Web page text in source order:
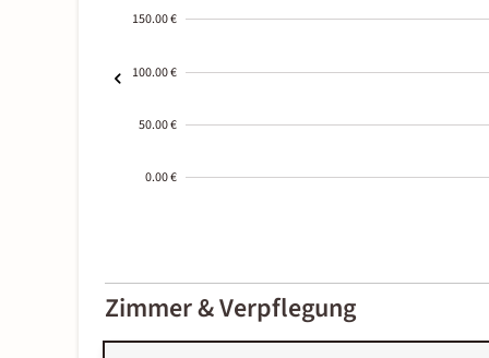
150.00 €
100.00 €
50.00 €
0.00 €
01-02
Zimmer & Verpflegung